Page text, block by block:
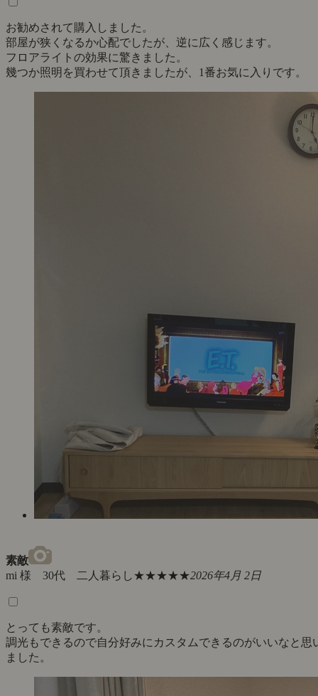
お勧めされて購入しました。
部屋が狭くなるか心配でしたが、逆に広く感じます。
フロアライトの効果に驚きました。
幾つか照明を買わせて頂きましたが、1番お気に入りです。
素敵
mi 様 30代 二人暮らし★★★★★2026年4月 2日
とっても素敵です。
調光もできるので自分好みにカスタムできるのがいいなと思
ました。